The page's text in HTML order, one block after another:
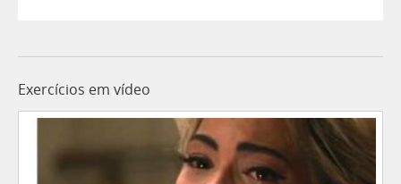
Exercícios em vídeo